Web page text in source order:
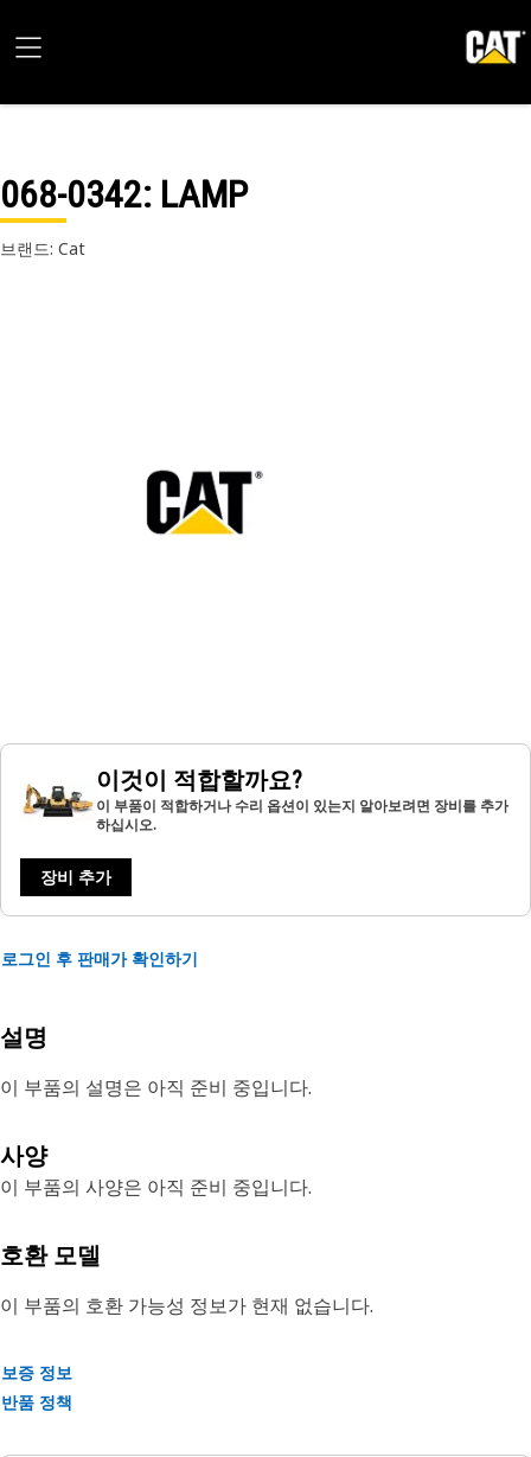
068-0342: LAMP
브랜드: Cat
이것이 적합할까요?
이 부품이 적합하거나 수리 옵션이 있는지 알아보려면 장비를 추가
하십시오.
장비 추가
로그인 후 판매가 확인하기
설명
이 부품의 설명은 아직 준비 중입니다.
사양
이 부품의 사양은 아직 준비 중입니다.
호환 모델
이 부품의 호환 가능성 정보가 현재 없습니다.
보증 정보
반품 정책